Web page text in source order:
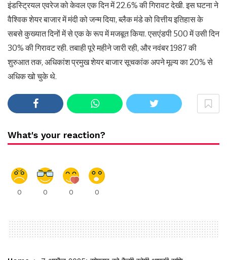
इंडस्ट्रियल एवरेज को केवल एक दिन में 22.6% की गिरावट देखी. इस घटना ने
वैश्विक शेयर बाजार में मंदी को जन्म दिया, ब्लैक मंडे को वित्तीय इतिहास के
सबसे कुख्यात दिनों में से एक के रूप में मजबूत किया. एसएंडपी 500 में उसी दिन
30% की गिरावट रही. तबाही पूरे महीने जारी रही, और नवंबर 1987 की
शुरुआत तक, अधिकांश प्रमुख शेयर बाजार सूचकांक अपने मूल्य का 20% से
अधिक खो चुके थे.
What's your reaction?
0 0 0 0